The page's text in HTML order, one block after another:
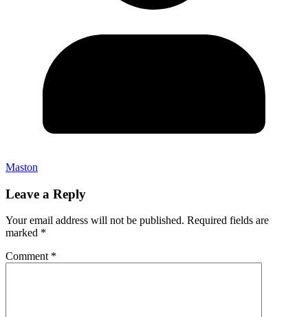
Maston
Leave a Reply
Your email address will not be published. Required fields are
marked *
Comment *